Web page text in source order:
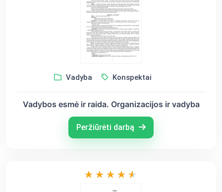
Vadyba Konspektai
Vadybos esmė ir raida. Organizacijos ir vadyba
Peržiūrėti darbą